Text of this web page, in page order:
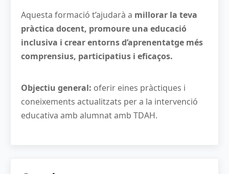
Aquesta formació t’ajudarà a millorar la teva
pràctica docent, promoure una educació
inclusiva i crear entorns d’aprenentatge més
comprensius, participatius i eficaços.
Objectiu general: oferir eines pràctiques i
coneixements actualitzats per a la intervenció
educativa amb alumnat amb TDAH.